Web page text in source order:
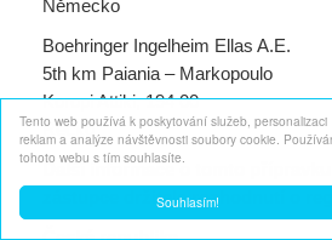
Souhlasím!
Tento web používá k poskytování služeb, personalizaci
reklam a analýze návštěvnosti soubory cookie.
tohoto webu s tím souhlasíte.
Německo
Boehringer Ingelheim Ellas A.E.
5th km Paiania – Markopoulo
Koropi Attiki, 194 00
Řecko
Další informace o tomto
zástupce držitele rozhodnutí o